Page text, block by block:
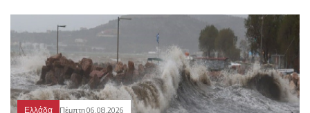
Ελλάδα Πέμπτη 06.08.2026